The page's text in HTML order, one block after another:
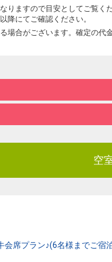
りますので目安としてご覧くだ
降にてご確認ください。
場合がございます。確定の代
空
席プラン♪(6名様までご宿